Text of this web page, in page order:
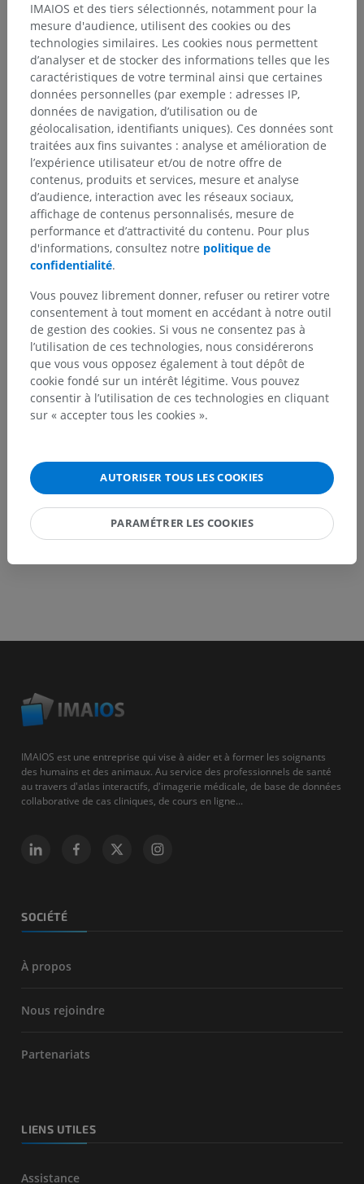
Paume
Régions des doigts de la main
Anatomie humaine 1
Anatomie comparée chez l’animal
Traductions
Vous avez vu une erreur ?
N’hésitez pas à nous suggérer une correction, une
traduction, une amélioration de contenu.
Signaler un problème
IMAIOS est une entreprise qui vise à aider et à former les soignants
des humains et des animaux. Au service des professionnels de santé
au travers d'atlas interactifs, d'imagerie médicale, de base de données
collaborative de cas cliniques, de cours en ligne...
SOCIÉTÉ
À propos
Nous rejoindre
Partenariats
LIENS UTILES
Assistance
IMAIOS et des tiers sélectionnés, notamment pour la
mesure d'audience, utilisent des cookies ou des
technologies similaires. Les cookies nous permettent
d’analyser et de stocker des informations telles que les
caractéristiques de votre terminal ainsi que certaines
données personnelles (par exemple : adresses IP,
données de navigation, d’utilisation ou de
géolocalisation, identifiants uniques). Ces données sont
traitées aux fins suivantes : analyse et amélioration de
l’expérience utilisateur et/ou de notre offre de
contenus, produits et services, mesure et analyse
d’audience, interaction avec les réseaux sociaux,
affichage de contenus personnalisés, mesure de
performance et d’attractivité du contenu. Pour plus
d'informations, consultez notre politique de
confidentialité.
Vous pouvez librement donner, refuser ou retirer votre
consentement à tout moment en accédant à notre outil
de gestion des cookies. Si vous ne consentez pas à
l’utilisation de ces technologies, nous considérerons
que vous vous opposez également à tout dépôt de
cookie fondé sur un intérêt légitime. Vous pouvez
consentir à l’utilisation de ces technologies en cliquant
sur « accepter tous les cookies ».
AUTORISER TOUS LES COOKIES
PARAMÉTRER LES COOKIES